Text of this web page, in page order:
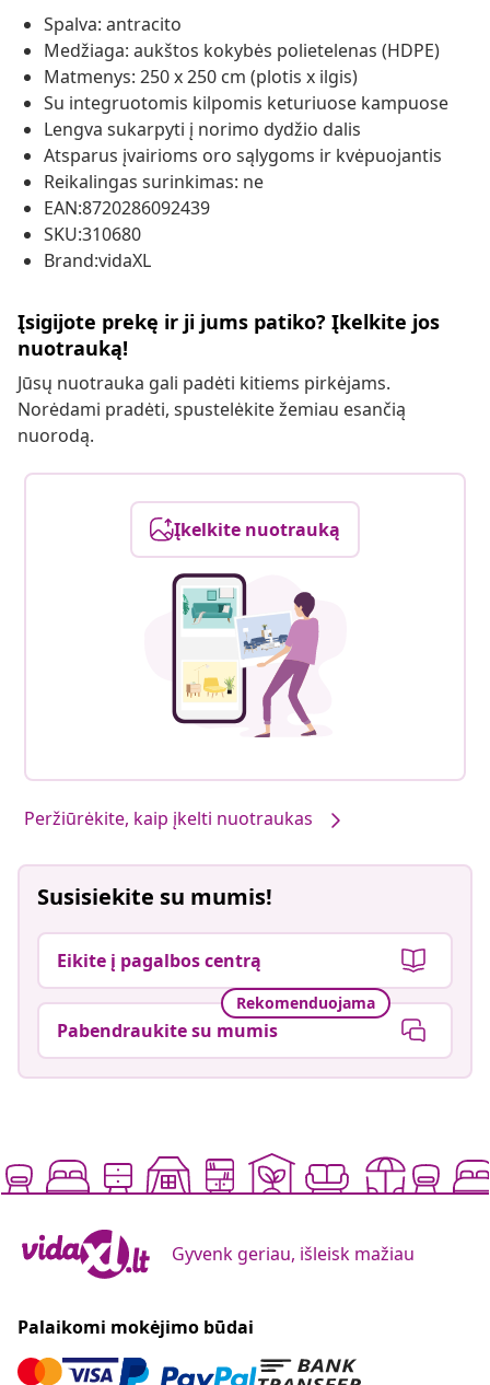
Spalva: antracito
Medžiaga: aukštos kokybės polietelenas (HDPE)
Matmenys: 250 x 250 cm (plotis x ilgis)
Su integruotomis kilpomis keturiuose kampuose
Lengva sukarpyti į norimo dydžio dalis
Atsparus įvairioms oro sąlygoms ir kvėpuojantis
Reikalingas surinkimas: ne
EAN:8720286092439
SKU:310680
Brand:vidaXL
Įsigijote prekę ir ji jums patiko? Įkelkite jos
nuotrauką!
Jūsų nuotrauka gali padėti kitiems pirkėjams.
Norėdami pradėti, spustelėkite žemiau esančią
nuorodą.
Įkelkite nuotrauką
Peržiūrėkite, kaip įkelti nuotraukas
Susisiekite su mumis!
Eikite į pagalbos centrą
Rekomenduojama
Pabendraukite su mumis
Gyvenk geriau, išleisk mažiau
Palaikomi mokėjimo būdai